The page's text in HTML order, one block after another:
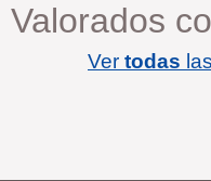
Valorados
Ver todas